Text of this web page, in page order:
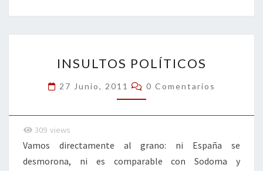
o
o
er dI
n
l
p
ar
tir
POLÍTICOS
INSULTOS POLÍTICOS
27 Junio, 2011 Comentarios
0 Comentarios
309 views
Vamos directamente al grano: ni España se
desmorona, ni es comparable con Sodoma y